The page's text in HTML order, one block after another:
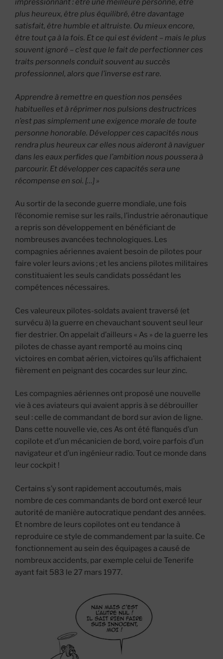
impressionnant : être une meilleure personne, être
plus heureux, être plus équilibré, être davantage
satisfait, être humble et altruiste. Ou mieux encore,
être tout ça à la fois. Et ce qui est évident – mais le plus
souvent ignoré – c’est que le fait de perfectionner ces
traits personnels conduit souvent au succès
professionnel, alors que l’inverse est rare.
Apprendre à remettre en question nos pensées
habituelles et à réprimer nos pulsions destructrices
n’est pas simplement une exigence morale de toute
personne honorable. Développer ces capacités nous
rendra plus heureux car elles nous aideront à naviguer
dans les eaux perfides que l’ambition nous poussera à
parcourir. Et développer ces capacités sera une
récompense en soi. […] »
Au sortir de la seconde guerre mondiale, une fois
l’économie remise sur les rails, l’industrie aéronautique
a repris son développement en bénéficiant de
nombreuses avancées technologiques. Les
compagnies aériennes avaient besoin de pilotes pour
faire voler leurs avions ; et les anciens pilotes militaires
constituaient les seuls candidats possédant les
compétences nécessaires.
Ces valeureux pilotes-soldats avaient traversé (et
survécu à) la guerre en chevauchant souvent seul leur
fier destrier. On appelait d’ailleurs « As » de la guerre les
pilotes de chasse ayant remporté au moins cinq
victoires en combat aérien, victoires qu’ils affichaient
fièrement en peignant des cocardes sur leur zinc.
Les compagnies aériennes ont proposé une nouvelle
vie à ces aviateurs qui avaient appris à se débrouiller
seul : celle de commandant de bord sur avion de ligne.
Dans cette nouvelle vie, ces As ont été flanqués d’un
copilote et d’un mécanicien de bord, voire parfois d’un
navigateur et d’un ingénieur radio. Tout ce monde dans
leur cockpit !
Certains s’y sont rapidement accoutumés, mais
nombre de ces commandants de bord ont exercé leur
autorité de manière autocratique pendant des années.
Et nombre de leurs copilotes ont eu tendance à
reproduire ce style de commandement par la suite. Ce
fonctionnement au sein des équipages a causé de
nombreux accidents, par exemple celui de Tenerife
ayant fait 583 le 27 mars 1977.